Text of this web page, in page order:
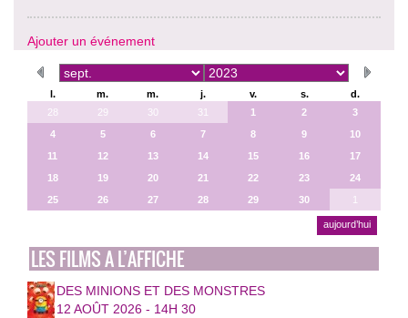
Ajouter un événement
l. m. m. j. v. s.
d.
28
29 30 31 1 2
3
4
5 6 7 8 9
10
11
12 13 14 15 16
17
18
19 20 21 22 23
24
25
26 27 28 29 30 1
aujourd’hui
LES FILMS A L’AFFICHE
DES MINIONS ET DES MONSTRES
12 AOÛT 2026 - 14H 30